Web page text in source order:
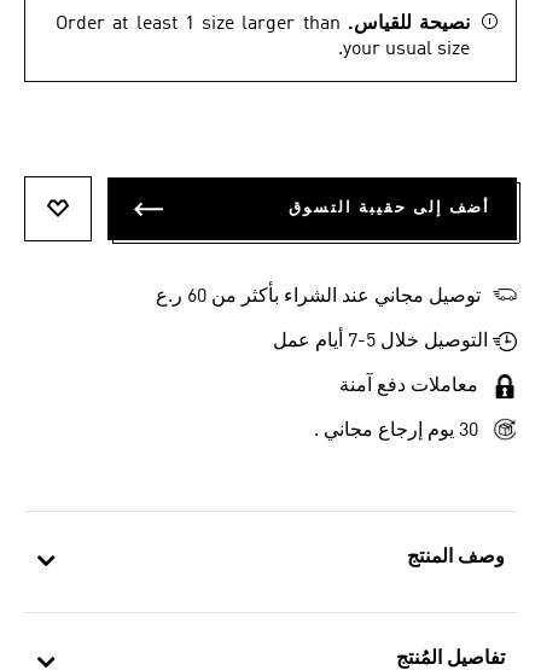
وصف المنتج
تفاصيل المُنتج
نصيحة للقياس. Order at least 1 size larger than
your usual size.
أضف إلى حقيبة التسوق
توصيل مجاني عند الشراء بأكثر من 60 ر.ع
التوصيل خلال 5-7 أيام عمل
معاملات دفع آمنة